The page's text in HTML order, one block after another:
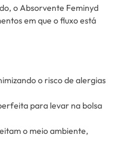
o Absorvente Feminyd
em que o fluxo está
o risco de alergias
para levar na bolsa
o meio ambiente,